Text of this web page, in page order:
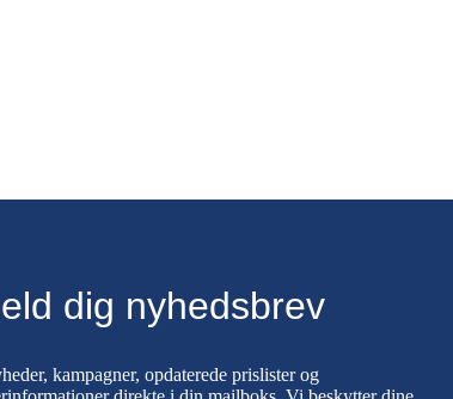
dig nyhedsbrev
kampagner, opdaterede prislister og